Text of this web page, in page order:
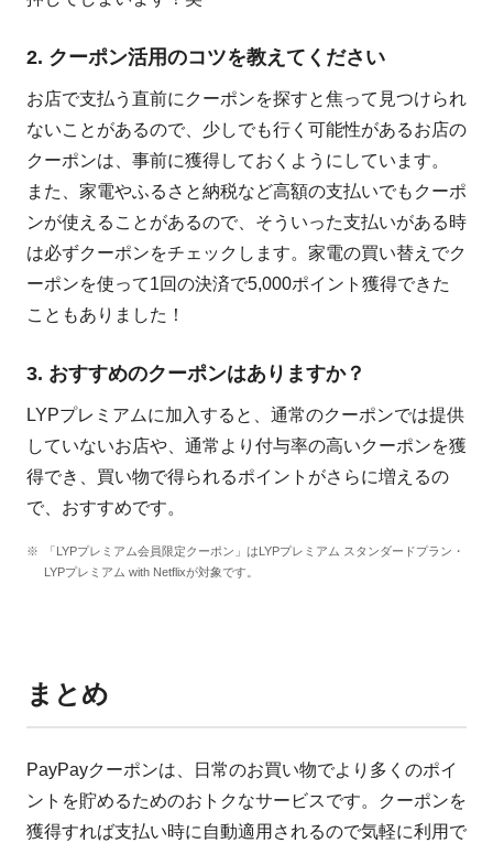
2. クーポン活用のコツを教えてください
お店で支払う直前にクーポンを探すと焦って見つけられ
ないことがあるので、少しでも行く可能性があるお店の
クーポンは、事前に獲得しておくようにしています。
また、家電やふるさと納税など高額の支払いでもクーポ
ンが使えることがあるので、そういった支払いがある時
は必ずクーポンをチェックします。家電の買い替えでク
ーポンを使って1回の決済で5,000ポイント獲得できた
こともありました！
3. おすすめのクーポンはありますか？
LYPプレミアムに加入すると、通常のクーポンでは提供
していないお店や、通常より付与率の高いクーポンを獲
得でき、買い物で得られるポイントがさらに増えるの
で、おすすめです。
「LYPプレミアム会員限定クーポン」はLYPプレミアム スタンダードプラン・
LYPプレミアム with Netflixが対象です。
まとめ
PayPayクーポンは、日常のお買い物でより多くのポイ
ントを貯めるためのおトクなサービスです。クーポンを
獲得すれば支払い時に自動適用されるので気軽に利用で